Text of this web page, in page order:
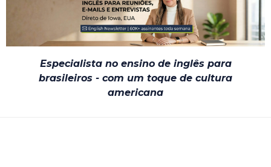
Especialista no ensino de inglês para
brasileiros - com um toque de cultura
americana